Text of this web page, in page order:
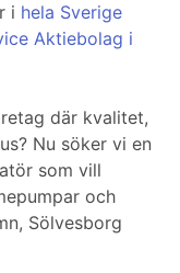
i hela Sverige
Aktiebolag i
där kvalitet,
Nu söker vi en
som vill
och
Sölvesborg